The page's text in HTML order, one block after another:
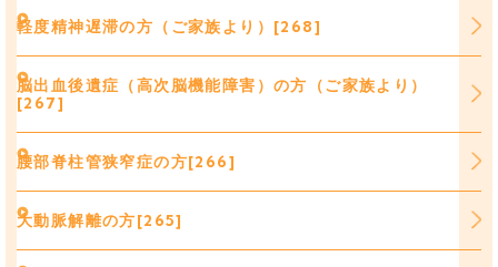
軽度精神遅滞の方（ご家族より）[268]
脳出血後遺症（高次脳機能障害）の方（ご家族より）
[267]
腰部脊柱管狭窄症の方[266]
大動脈解離の方[265]